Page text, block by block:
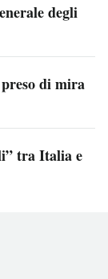
degli
di mira
tra Italia e